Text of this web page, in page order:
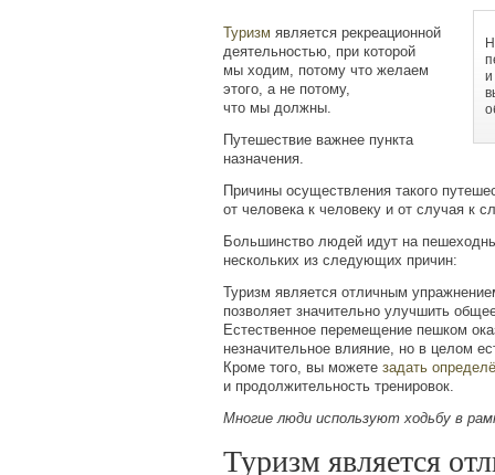
и
Туризм является рекреационной
деятельностью, при которой
мы ходим, потому что желаем
этого, а не потому,
что мы должны.
Путешествие важнее пункта
назначения.
Причины осуществления такого
от человека к человеку и от случая к
Большинство людей идут на
нескольких из следующих причин:
Туризм является отличным
позволяет значительно улучшить
Естественное перемещение пешком
незначительное влияние, но в целом
Кроме того, вы можете задать
и продолжительность тренировок.
Многие люди используют ходьбу в
Туризм является